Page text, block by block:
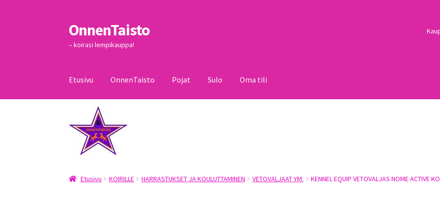
Siirry
navigointiin
Siirry
sisältöön
OnnenTaisto
– koirasi lempikauppa!
Etusivu OnnenTaisto Pojat Sulo Oma tili
Kassa
Etusivu KOIRILLE HARRASTUKSET JA KOULUTTAMINEN VETOVALJAAT YM. KENNEL EQUIP VETOVALJAS NOME ACTIVE